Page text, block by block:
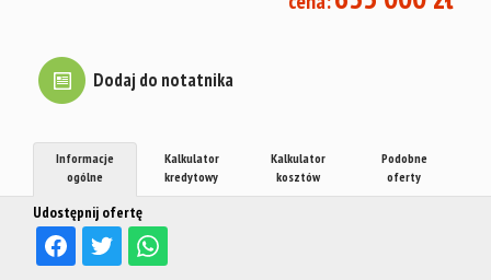
Dodaj do notatnika
Udostępnij ofertę
Informacje
ogólne
Kalkulator
kredytowy
Kalkulator
kosztów
Podobne
oferty